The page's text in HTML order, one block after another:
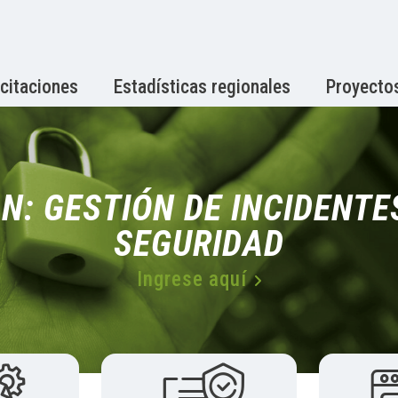
Estadísticas regionales
GESTIÓN DE
SEGURIDAD
Ingrese aquí